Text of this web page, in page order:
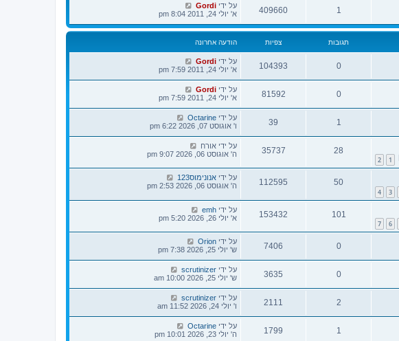
1
409660 על ידי Gordi
א' יולי 24, 2011 8:04 pm
תגובות צפיות הודעה אחרונה
0
104393 על ידי Gordi
א' יולי 24, 2011 7:59 pm
0
81592 על ידי Gordi
א' יולי 24, 2011 7:59 pm
1
39 על ידי Octarine
ו' אוגוסט 07, 2026 6:22 pm
1
2
28
35737 על ידי אורח
ה' אוגוסט 06, 2026 9:07 pm
3
4
50
112595 על ידי אנונימוס123
ה' אוגוסט 06, 2026 2:53 pm
6
7
101
153432 על ידי emh
א' יולי 26, 2026 5:20 pm
0
7406 על ידי Orion
ש' יולי 25, 2026 7:38 pm
0
3635 על ידי scrutinizer
ש' יולי 25, 2026 10:00 am
2
2111 על ידי scrutinizer
ו' יולי 24, 2026 11:52 am
1
1799 על ידי Octarine
ה' יולי 23, 2026 10:01 pm